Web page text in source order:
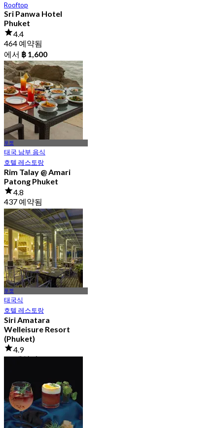
Rooftop
Sri Panwa Hotel
Phuket
4.4
464 예약됨
에서 ฿ 1,600
푸켓
태국 남부 음식
호텔 레스토랑
Rim Talay @ Amari
Patong Phuket
4.8
437 예약됨
에서฿ 412.5
푸켓
태국식
호텔 레스토랑
Siri Amatara
Welleisure Resort
(Phuket)
4.9
54 예약됨